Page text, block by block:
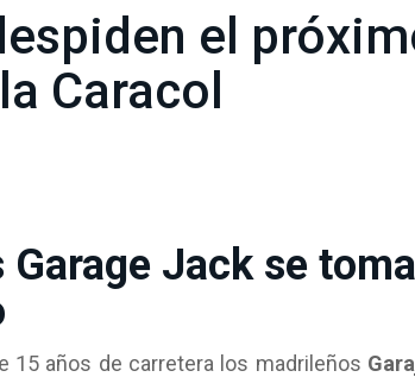
el
Caracol
Jack se
15 años de carretera los madrileños